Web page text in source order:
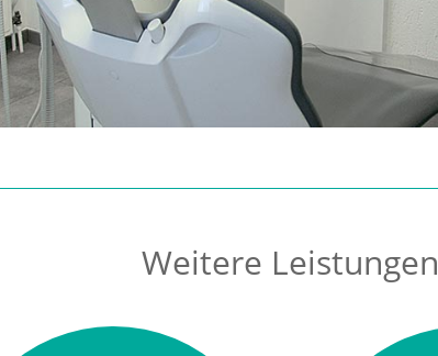
Weitere Leistungen